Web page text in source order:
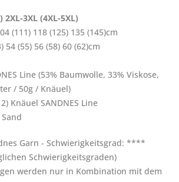
2XL-3XL (4XL-5XL)
(111) 118 (125) 135 (145)cm
54 (55) 56 (58) 60 (62)cm
Line (53% Baumwolle, 33% Viskose,
/ 50g / Knäuel)
Knäuel SANDNES Line
Garn - Schwierigkeitsgrad: ****
Schwierigkeitsgraden)
werden nur in Kombination mit dem